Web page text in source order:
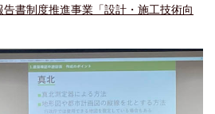
書制度推進事業「設計・施工技術向